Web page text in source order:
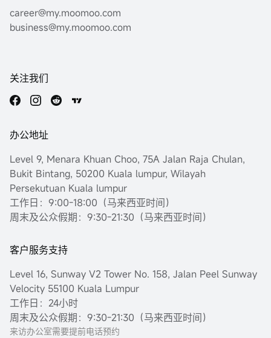
career@my.moomoo.com
business@my.moomoo.com
关注我们
办公地址
Level 9, Menara Khuan Choo, 75A Jalan Raja Chulan,
Bukit Bintang, 50200 Kuala lumpur, Wilayah
Persekutuan Kuala lumpur
工作日：9:00-18:00（马来西亚时间）
周末及公众假期：9:30-21:30（马来西亚时间）
客户服务支持
Level 16, Sunway V2 Tower No. 158, Jalan Peel Sunway
Velocity 55100 Kuala Lumpur
工作日：24小时
周末及公众假期：9:30-21:30（马来西亚时间）
来访办公室需要提前电话预约